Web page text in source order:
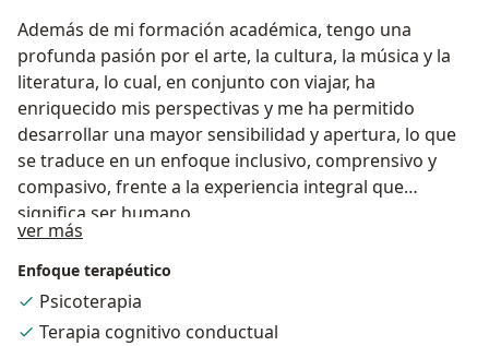
Además de mi formación académica, tengo una
profunda pasión por el arte, la cultura, la música y la
literatura, lo cual, en conjunto con viajar, ha
enriquecido mis perspectivas y me ha permitido
desarrollar una mayor sensibilidad y apertura, lo que
se traduce en un enfoque inclusivo, comprensivo y
compasivo, frente a la experiencia integral que
significa ser humano.
ver más
Enfoque terapéutico
Psicoterapia
Terapia cognitivo conductual